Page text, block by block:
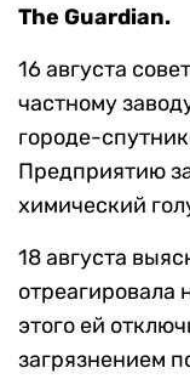
The Guardian.
16 августа
частному
городе-
Предприятию
химический
18 августа
этого ей
загрязнением